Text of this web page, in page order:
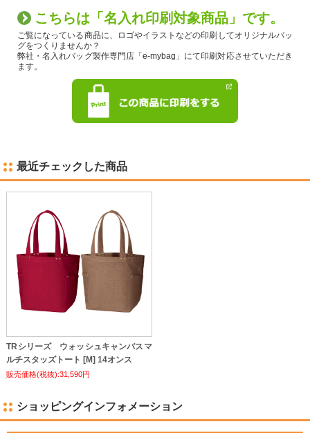
こちらは「名入れ印刷対象商品」です。
ご覧になっている商品に、ロゴやイラストなどの印刷してオリジナルバッ
グをつくりませんか？
弊社・名入れバッグ製作専門店「e-mybag」にて印刷対応させていただき
ます。
最近チェックした商品
TRシリーズ ウォッシュキャンバスマ
ルチスタッズトート [M] 14オンス
販売価格(税抜):31,590円
ショッピングインフォメーション